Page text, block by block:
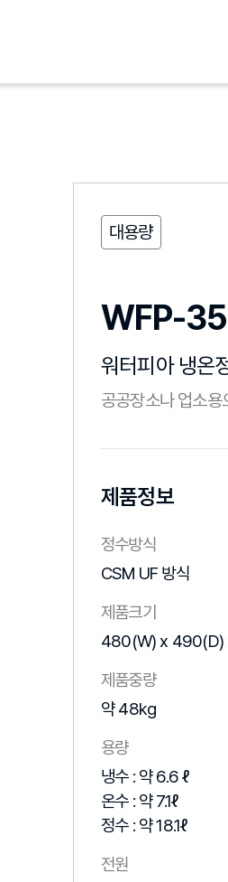
대용량
WFP-
워터피아 냉온
공공장소나 업소용
제품정보
정수방식
CSM UF 방식
제품크기
480(W) x 490(D)
제품중량
약 48kg
용량
냉수 : 약 6.6 ℓ
온수 : 약 7.1ℓ
정수 : 약 18.1ℓ
전원